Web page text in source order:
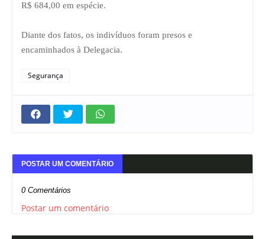
R$ 684,00 em espécie.
Diante dos fatos, os indivíduos foram presos e
encaminhados à Delegacia.
Segurança
POSTAR UM COMENTÁRIO
0 Comentários
Postar um comentário